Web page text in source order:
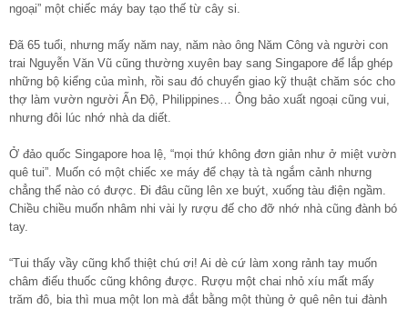
ngoại” một chiếc máy bay tạo thế từ cây si.
Đã 65 tuổi, nhưng mấy năm nay, năm nào ông Năm Công và người con
trai Nguyễn Văn Vũ cũng thường xuyên bay sang Singapore để lắp ghép
những bộ kiểng của mình, rồi sau đó chuyển giao kỹ thuật chăm sóc cho
thợ làm vườn người Ấn Độ, Philippines… Ông bảo xuất ngoại cũng vui,
nhưng đôi lúc nhớ nhà da diết.
Ở đảo quốc Singapore hoa lệ, “mọi thứ không đơn giản như ở miệt vườn
quê tui”. Muốn có một chiếc xe máy để chạy tà tà ngắm cảnh nhưng
chẳng thể nào có được. Đi đâu cũng lên xe buýt, xuống tàu điện ngầm.
Chiều chiều muốn nhâm nhi vài ly rượu đế cho đỡ nhớ nhà cũng đành bó
tay.
“Tui thấy vầy cũng khổ thiệt chú ơi! Ai dè cứ làm xong rảnh tay muốn
châm điếu thuốc cũng không được. Rượu một chai nhỏ xíu mất mấy
trăm đô, bia thì mua một lon mà đắt bằng một thùng ở quê nên tui đành